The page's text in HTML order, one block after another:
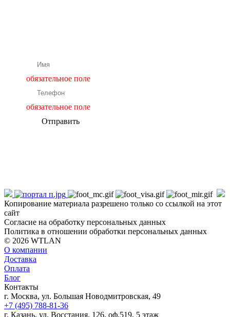
обязательное поле
обязательное поле
Отправить
Копирование материала разрешено только со ссылкой на этот
сайт
Согласие на обработку персональных данных
Политика в отношении обработки персональных данных
© 2026 WTLAN
О компании
Доставка
Оплата
Блог
Контакты
г. Москва, ул. Большая Новодмитровская, 49
+7 (495) 788-81-36
г. Казань, ул. Восстания, 126, оф.519, 5 этаж